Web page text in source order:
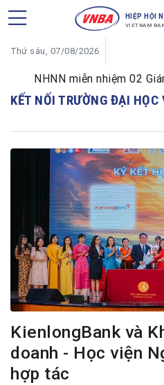
HIỆP HỘI
VIETNAM
Thứ sáu, 07/08/2026
NHNN miễn nhiệm 02
KẾT NỐI TRƯỜNG ĐẠI HỌC
KienlongBank và
doanh - Học viện
hợp tác